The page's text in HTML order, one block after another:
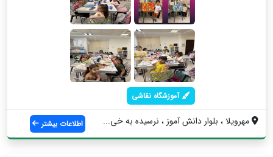
آموزشگاه نقاشی
مهرویلا ، بلوار دانش آموز ، نرسیده به خی... اطلاعات بیشتر